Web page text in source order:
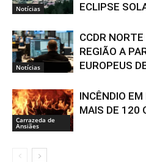
Notícias
ECLIPSE
Notícias
CCDR
REGIÃO A
EUROPEUS
Carrazeda de
Ansiães
INCÊNDIO
MAIS DE 120